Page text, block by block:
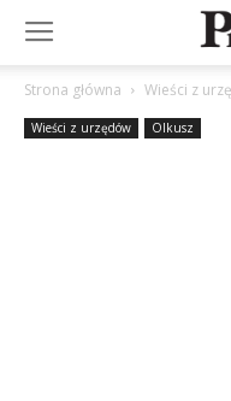
Strona główna Wieści z
Wieści z urzędów Olkusz